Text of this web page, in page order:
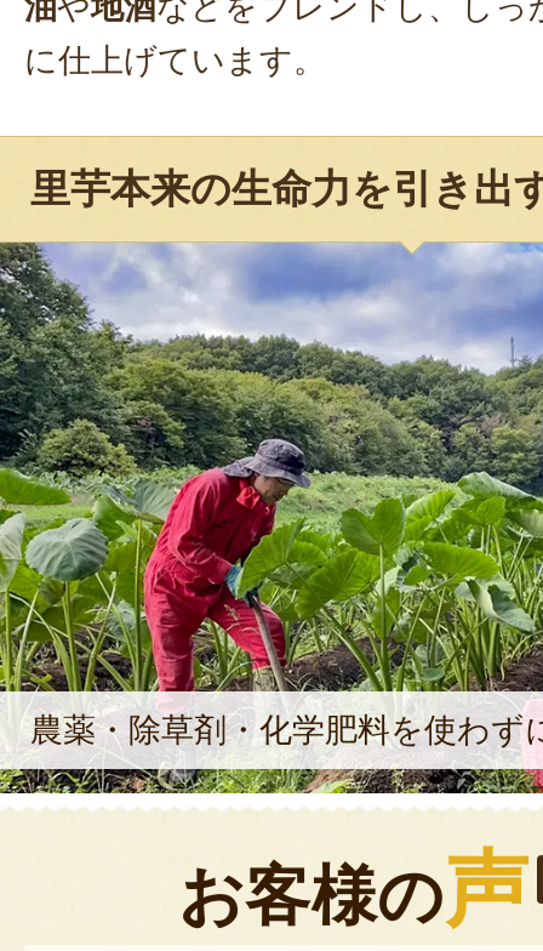
油や地酒などをブレンドし、しっ
に仕上げています。
里芋本来の生命力を引き出
農薬・除草剤・化学肥料を使わず
お客様の声